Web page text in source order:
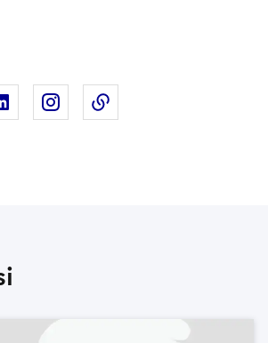
Facebook
sur X
Partager sur Linkedin
Partager sur Instagram